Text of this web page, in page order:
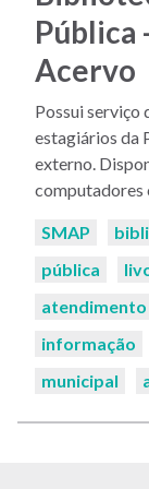
Pública
Acervo
Possui serviço
estagiários da
externo.
computadores
Palavras-
SMAP
pública
atendimento
informação
municipal